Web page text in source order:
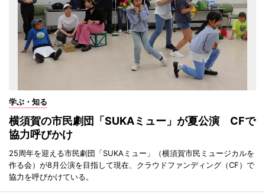
学ぶ・知る
横須賀の市民劇団「SUKAミュー」が夏公演 CFで
協力呼びかけ
25周年を迎える市民劇団「SUKAミュー」（横須賀市民ミュージカルを
作る会）が8月公演を目指して現在、クラウドファンディング（CF）で
協力を呼びかけている。